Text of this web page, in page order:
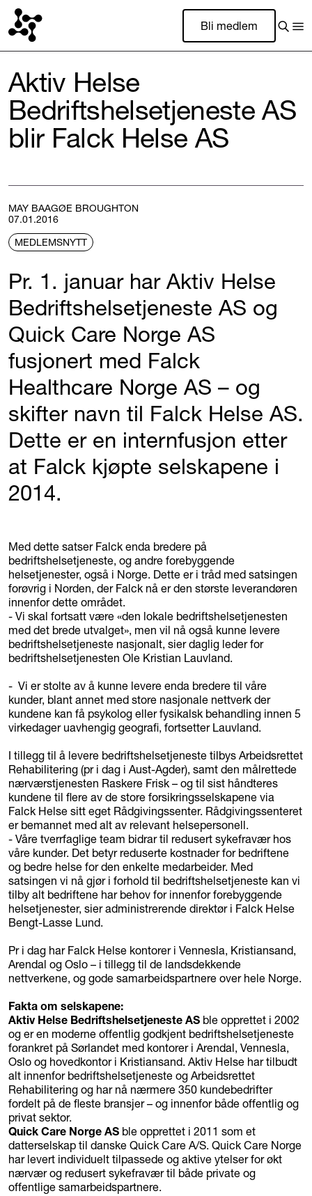
Bli medlem
Aktiv Helse
Bedriftshelsetjeneste AS
blir Falck Helse AS
MAY BAAGØE BROUGHTON
07.01.2016
MEDLEMSNYTT
Pr. 1. januar har Aktiv Helse
Bedriftshelsetjeneste AS og
Quick Care Norge AS
fusjonert med Falck
Healthcare Norge AS – og
skifter navn til Falck Helse AS.
Dette er en internfusjon etter
at Falck kjøpte selskapene i
2014.
Med dette satser Falck enda bredere på
bedriftshelsetjeneste, og andre forebyggende
helsetjenester, også i Norge. Dette er i tråd med satsingen
forøvrig i Norden, der Falck nå er den største leverandøren
innenfor dette området.
- Vi skal fortsatt være «den lokale bedriftshelsetjenesten
med det brede utvalget», men vil nå også kunne levere
bedriftshelsetjeneste nasjonalt, sier daglig leder for
bedriftshelsetjenesten Ole Kristian Lauvland.
- Vi er stolte av å kunne levere enda bredere til våre
kunder, blant annet med store nasjonale nettverk der
kundene kan få psykolog eller fysikalsk behandling innen 5
virkedager uavhengig geografi, fortsetter Lauvland.
I tillegg til å levere bedriftshelsetjeneste tilbys Arbeidsrettet
Rehabilitering (pr i dag i Aust-Agder), samt den målrettede
nærværstjenesten Raskere Frisk – og til sist håndteres
kundene til flere av de store forsikringsselskapene via
Falck Helse sitt eget Rådgivingssenter. Rådgivingssenteret
er bemannet med alt av relevant helsepersonell.
- Våre tverrfaglige team bidrar til redusert sykefravær hos
våre kunder. Det betyr reduserte kostnader for bedriftene
og bedre helse for den enkelte medarbeider. Med
satsingen vi nå gjør i forhold til bedriftshelsetjeneste kan vi
tilby alt bedriftene har behov for innenfor forebyggende
helsetjenester, sier administrerende direktør i Falck Helse
Bengt-Lasse Lund.
Pr i dag har Falck Helse kontorer i Vennesla, Kristiansand,
Arendal og Oslo – i tillegg til de landsdekkende
nettverkene, og gode samarbeidspartnere over hele Norge.
Fakta om selskapene:
Aktiv Helse Bedriftshelsetjeneste AS ble opprettet i 2002
og er en moderne offentlig godkjent bedriftshelsetjeneste
forankret på Sørlandet med kontorer i Arendal, Vennesla,
Oslo og hovedkontor i Kristiansand. Aktiv Helse har tilbudt
alt innenfor bedriftshelsetjeneste og Arbeidsrettet
Rehabilitering og har nå nærmere 350 kundebedrifter
fordelt på de fleste bransjer – og innenfor både offentlig og
privat sektor.
Quick Care Norge AS ble opprettet i 2011 som et
datterselskap til danske Quick Care A/S. Quick Care Norge
har levert individuelt tilpassede og aktive ytelser for økt
nærvær og redusert sykefravær til både private og
offentlige samarbeidspartnere.